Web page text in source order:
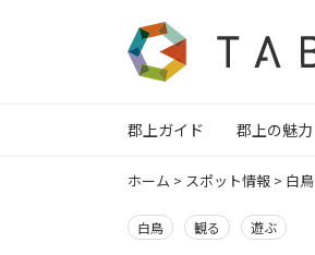
郡上ガイド 郡上の魅力
ホーム > スポット情報 > 白鳥
白鳥 観る 遊ぶ